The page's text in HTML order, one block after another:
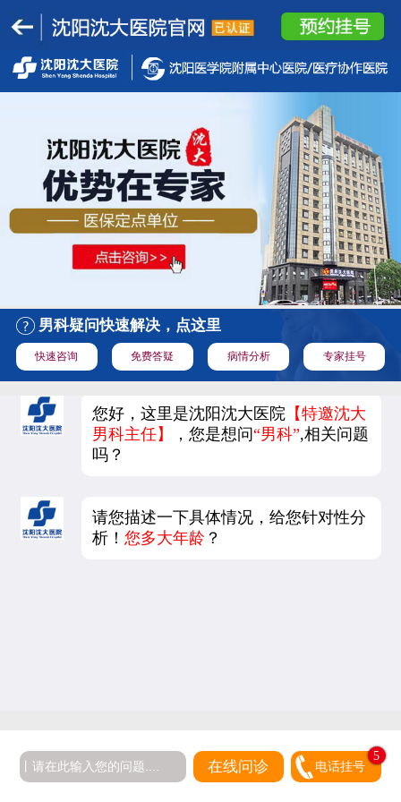
男科疑问快速解决，点这里
快速咨询 免费答疑 病情分析 专家挂号
您好，这里是沈阳沈大医院 【特邀沈大
男科主任】
，您是想问“男科”,相关问题
吗？
请您描述一下具体情况，给您针对性分
析！您多大年龄 ？
在线问诊 电话挂号
5